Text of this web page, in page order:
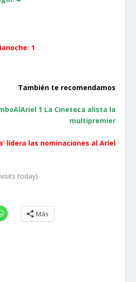
1
También te recomendamos
1 La Cineteca alista la
multipremier
lidera las nominaciones al Ariel
today)
Más